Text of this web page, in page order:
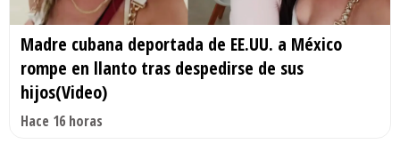
Madre cubana deportada de EE.UU. a México
rompe en llanto tras despedirse de sus
hijos(Video)
Hace 16 horas